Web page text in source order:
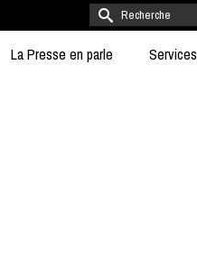
Rechercher :
La Presse en parle Services